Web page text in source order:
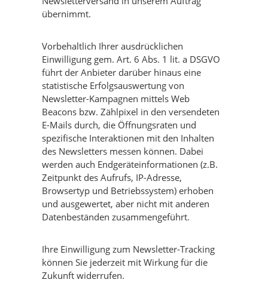
übernimmt.
Vorbehaltlich Ihrer ausdrücklichen
Einwilligung gem. Art. 6 Abs. 1 lit. a DSGVO
führt der Anbieter darüber hinaus eine
statistische Erfolgsauswertung von
Newsletter-Kampagnen mittels Web
Beacons bzw. Zählpixel in den versendeten
E-Mails durch, die Öffnungsraten und
spezifische Interaktionen mit den Inhalten
des Newsletters messen können. Dabei
werden auch Endgeräteinformationen (z.B.
Zeitpunkt des Aufrufs, IP-Adresse,
Browsertyp und Betriebssystem) erhoben
und ausgewertet, aber nicht mit anderen
Datenbeständen zusammengeführt.
Ihre Einwilligung zum Newsletter-Tracking
können Sie jederzeit mit Wirkung für die
Zukunft widerrufen.